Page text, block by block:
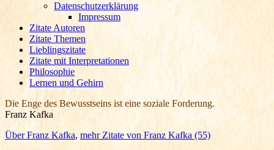
Datenschutzerklärung
Impressum
Zitate Autoren
Zitate Themen
Lieblingszitate
Zitate mit Interpretationen
Philosophie
Lernen und Gehirn
Die Enge des Bewusstseins ist eine soziale Forderung.
Franz Kafka
Über Franz Kafka, mehr Zitate von Franz Kafka (55)